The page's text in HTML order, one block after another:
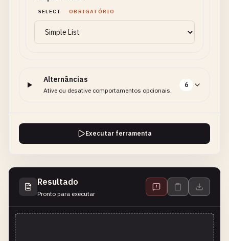
SELECT OBRIGATÓRIO
Alternâncias
Ative ou desative comportamentos opcionais.
6
Executar ferramenta
Resultado
Pronto para executar